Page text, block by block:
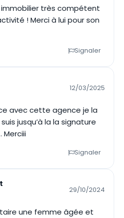
très compétent
! Merci à lui pour son
Signaler
12/03/2025
avec cette agence je la
jusqu’à la la signature
Merciii
Signaler
29/10/2024
une femme âgée et